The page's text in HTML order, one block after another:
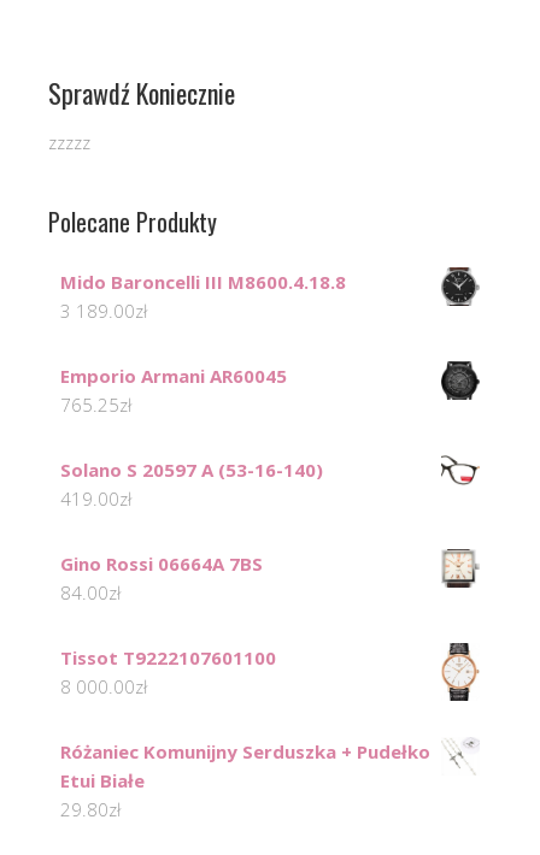
Sprawdź Koniecznie
zzzzz
Polecane Produkty
Mido Baroncelli III M8600.4.18.8
3 189.00zł
Emporio Armani AR60045
765.25zł
Solano S 20597 A (53-16-140)
419.00zł
Gino Rossi 06664A 7BS
84.00zł
Tissot T9222107601100
8 000.00zł
Różaniec Komunijny Serduszka + Pudełko
Etui Białe
29.80zł